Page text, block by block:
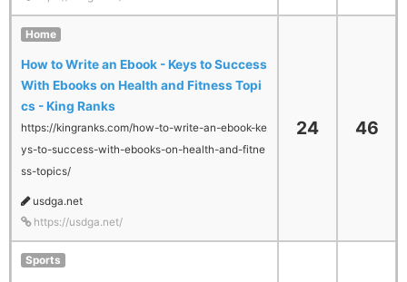
Home
How to Write an Ebook - Keys to Success
With Ebooks on Health and Fitness Topi
cs - King Ranks
https://kingranks.com/how-to-write-an-ebook-ke
ys-to-success-with-ebooks-on-health-and-fitne
ss-topics/
usdga.net
https://usdga.net/
24 46
Sports